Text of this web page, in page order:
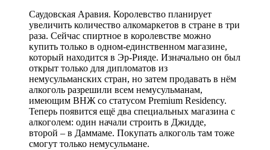
Саудовская Аравия. Королевство планирует
увеличить количество алкомаркетов в стране в три
раза. Сейчас спиртное в королевстве можно
купить только в одном-единственном магазине,
который находится в Эр-Рияде. Изначально он был
открыт только для дипломатов из
немусульманских стран, но затем продавать в нём
алкоголь разрешили всем немусульманам,
имеющим ВНЖ со статусом Premium Residency.
Теперь появится ещё два специальных магазина с
алкоголем: один начали строить в Джидде,
второй – в Даммаме. Покупать алкоголь там тоже
смогут только немусульмане.